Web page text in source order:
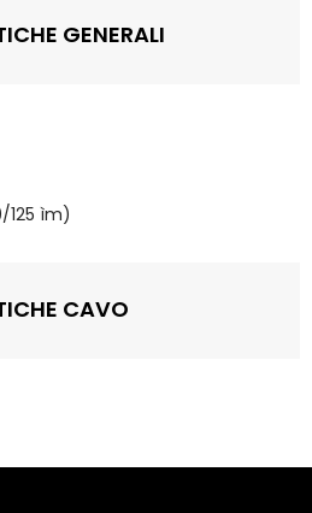
GENERALI
125 ìm)
CAVO